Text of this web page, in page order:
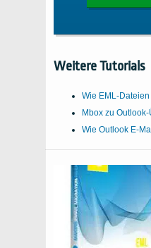
Weitere Tutorials
Wie EML-
Mbox zu
Wie Outlook E-